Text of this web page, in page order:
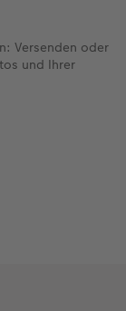
Versenden oder
und Ihrer